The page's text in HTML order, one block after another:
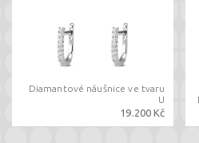
Diamantové náušnice ve tvaru
U
19.200 Kč